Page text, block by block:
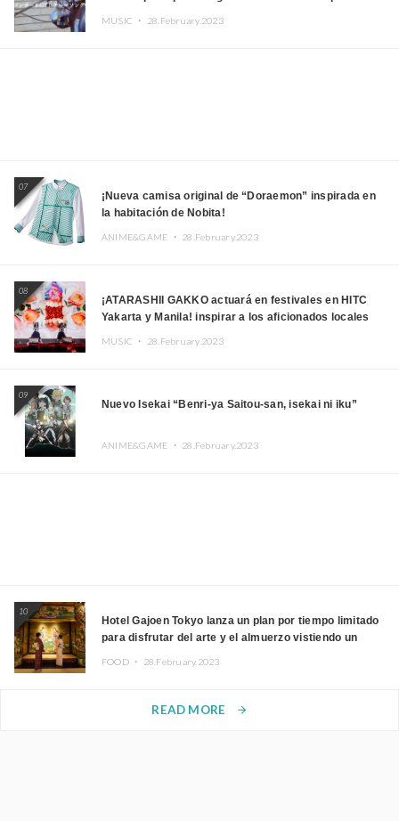
MUSIC ・ 28.February.2023
07
¡Nueva camisa original de “Doraemon” inspirada en
la habitación de Nobita!
ANIME&GAME ・ 28.February.2023
08
¡ATARASHII GAKKO actuará en festivales en HITC
Yakarta y Manila! inspirar a los aficionados locales
MUSIC ・ 28.February.2023
09
Nuevo Isekai “Benri-ya Saitou-san, isekai ni iku”
ANIME&GAME ・ 28.February.2023
10
Hotel Gajoen Tokyo lanza un plan por tiempo limitado
para disfrutar del arte y el almuerzo vistiendo un
FOOD ・ 28.February.2023
READ MORE arrow_forward